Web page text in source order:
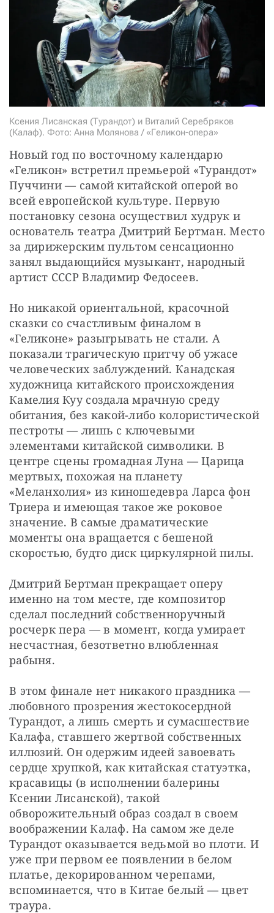
Ксения Лисанская (Турандот) и Виталий Серебряков
(Калаф). Фото: Анна Молянова / «Геликон-опера»
Новый год по восточному календарю
«Геликон» встретил премьерой «Турандот»
Пуччини — самой китайской оперой во
всей европейской культуре. Первую
постановку сезона осуществил худрук и
основатель театра Дмитрий Бертман. Место
за дирижерским пультом сенсационно
занял выдающийся музыкант, народный
артист СССР Владимир Федосеев.
Но никакой ориентальной, красочной
сказки со счастливым финалом в
«Геликоне» разыгрывать не стали. А
показали трагическую притчу об ужасе
человеческих заблуждений. Канадская
художница китайского происхождения
Камелия Куу создала мрачную среду
обитания, без какой-либо колористической
пестроты — лишь с ключевыми
элементами китайской символики. В
центре сцены громадная Луна — Царица
мертвых, похожая на планету
«Меланхолия» из киношедевра Ларса фон
Триера и имеющая такое же роковое
значение. В самые драматические
моменты она вращается с бешеной
скоростью, будто диск циркулярной пилы.
Дмитрий Бертман прекращает оперу
именно на том месте, где композитор
сделал последний собственноручный
росчерк пера — в момент, когда умирает
несчастная, безответно влюбленная
рабыня.
В этом финале нет никакого праздника —
любовного прозрения жестокосердной
Турандот, а лишь смерть и сумасшествие
Калафа, ставшего жертвой собственных
иллюзий. Он одержим идеей завоевать
сердце хрупкой, как китайская статуэтка,
красавицы (в исполнении балерины
Ксении Лисанской), такой
обворожительный образ создал в своем
воображении Калаф. На самом же деле
Турандот оказывается ведьмой во плоти. И
уже при первом ее появлении в белом
платье, декорированном черепами,
вспоминается, что в Китае белый — цвет
траура.
СТАТЬ СОУЧАСТНИКОМ
ПОДЕЛИТЬСЯ С ДРУЗЬЯМИ
Если у вас есть вопросы, пишите donate@novayagazeta.ru
звоните:
+7 (929) 612-03-68